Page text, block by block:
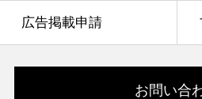
広告掲載申請
お問い合